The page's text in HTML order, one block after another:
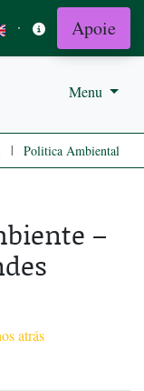
· Apoie
Menu
| Politica Ambiental
–
atrás